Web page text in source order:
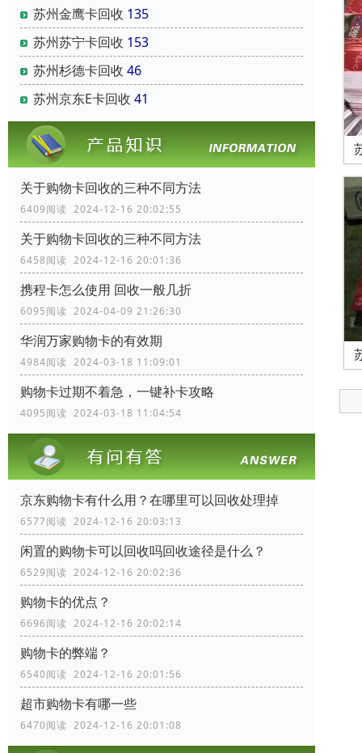
苏州金鹰卡回收 135
苏州苏宁卡回收 153
苏州杉德卡回收 46
苏州京东E卡回收 41
关于购物卡回收的三种不同方法
6409阅读 2024-12-16 20:02:55
关于购物卡回收的三种不同方法
6458阅读 2024-12-16 20:01:36
携程卡怎么使用 回收一般几折
6095阅读 2024-04-09 21:26:30
华润万家购物卡的有效期
4984阅读 2024-03-18 11:09:01
购物卡过期不着急，一键补卡攻略
4095阅读 2024-03-18 11:04:54
京东购物卡有什么用？在哪里可以回收处理掉
6577阅读 2024-12-16 20:03:13
闲置的购物卡可以回收吗回收途径是什么？
6529阅读 2024-12-16 20:02:36
购物卡的优点？
6696阅读 2024-12-16 20:02:14
购物卡的弊端？
6540阅读 2024-12-16 20:01:56
超市购物卡有哪一些
6470阅读 2024-12-16 20:01:08